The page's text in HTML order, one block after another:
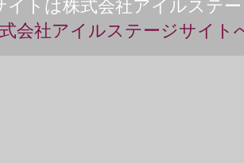
イトは株式会社アイルステ
会社アイルステージサイト